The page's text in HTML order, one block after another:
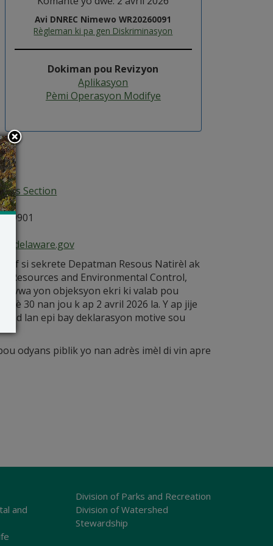
Avi DNREC Nimewo WR20260091
Règleman ki pa gen Diskriminasyon
Dokiman pou Revizyon
Aplikasyon
Pèmi Operasyon Modifye
Section
19901
si sekrete Depatman Resous Natirèl ak
Resources and Environmental Control,
yon objeksyon ekri ki valab pou
è 30 nan jou k ap 2 avril 2026 la. Y ap jije
lan epi bay deklarasyon motive sou
odyans piblik yo nan adrès imèl di vin apre
and
Division of Parks and Recreation
Division of Watershed
Stewardship